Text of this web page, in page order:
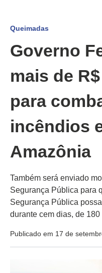
Queimadas
Governo
mais de
para
incêndios
Amazônia
Também será enviado
Segurança Pública para
Segurança Pública
durante cem dias, de
Publicado em 17 de